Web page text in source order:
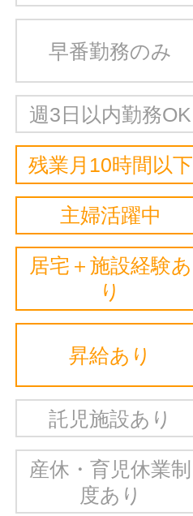
早番勤務のみ
週3日以内勤務OK
残業月10時間以下
主婦活躍中
居宅＋施設経験あ
り
昇給あり
託児施設あり
産休・育児休業制
度あり